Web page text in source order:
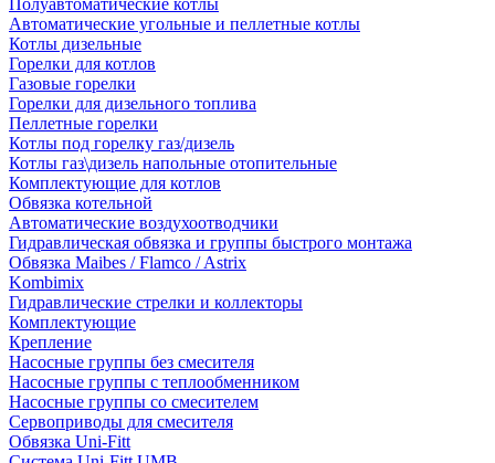
Автоматические угольные и пеллетные котлы
Котлы дизельные
Горелки для котлов
Газовые горелки
Горелки для дизельного топлива
Пеллетные горелки
Котлы под горелку газ/дизель
Котлы газ\дизель напольные отопительные
Комплектующие для котлов
Обвязка котельной
Автоматические воздухоотводчики
Гидравлическая обвязка и группы быстрого монтажа
Обвязка Maibes / Flamco / Astrix
Kombimix
Гидравлические стрелки и коллекторы
Комплектующие
Крепление
Насосные группы без смесителя
Насосные группы с теплообменником
Насосные группы со смесителем
Сервоприводы для смесителя
Обвязка Uni-Fitt